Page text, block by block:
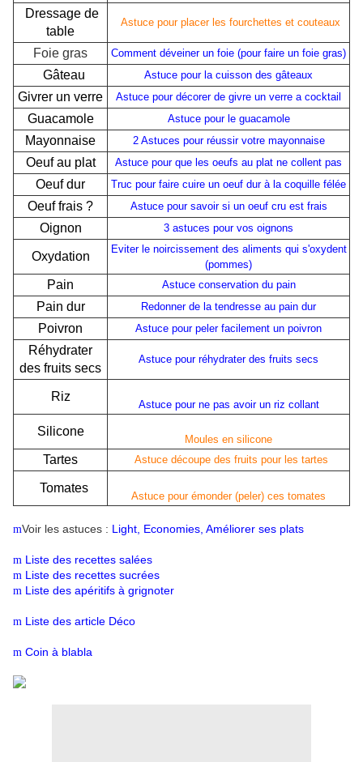
Dressage de
table
Astuce pour placer les fourchettes et couteaux
Foie gras Comment déveiner un foie (pour faire un foie gras)
Gâteau Astuce pour la cuisson des gâteaux
Givrer un verre Astuce pour décorer de givre un verre a cocktail
Guacamole Astuce pour le guacamole
Mayonnaise 2 Astuces pour réussir votre mayonnaise
Oeuf au plat Astuce pour que les oeufs au plat ne collent pas
Oeuf dur Truc pour faire cuire un oeuf dur à la coquille félée
Oeuf frais ? Astuce pour savoir si un oeuf cru est frais
Oignon 3 astuces pour vos oignons
Oxydation
Eviter le noircissement des aliments qui s'oxydent
(pommes)
Pain Astuce conservation du pain
Pain dur Redonner de la tendresse au pain dur
Poivron Astuce pour peler facilement un poivron
Réhydrater
des fruits secs
Astuce pour réhydrater des fruits secs
Riz
Astuce pour ne pas avoir un riz collant
Silicone
Moules en silicone
Tartes Astuce découpe des fruits pour les tartes
Tomates
Astuce pour émonder (peler) ces tomates
mVoir les astuces : Light Economies Améliorer ses plats
m Liste des recettes salées
m Liste des recettes sucrées
m Liste des apéritifs à grignoter
m Liste des article Déco
m Coin à blabla